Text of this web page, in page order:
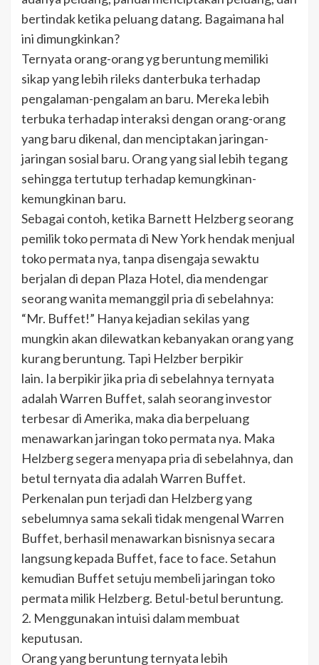
bertindak ketika peluang datang. Bagaimana hal
ini dimungkinkan?
Ternyata orang-orang yg beruntung memiliki
sikap yang lebih rileks danterbuka terhadap
pengalaman-pengalam an baru. Mereka lebih
terbuka terhadap interaksi dengan orang-orang
yang baru dikenal, dan menciptakan jaringan-
jaringan sosial baru. Orang yang sial lebih tegang
sehingga tertutup terhadap kemungkinan-
kemungkinan baru.
Sebagai contoh, ketika Barnett Helzberg seorang
pemilik toko permata di New York hendak menjual
toko permata nya, tanpa disengaja sewaktu
berjalan di depan Plaza Hotel, dia mendengar
seorang wanita memanggil pria di sebelahnya:
“Mr. Buffet!” Hanya kejadian sekilas yang
mungkin akan dilewatkan kebanyakan orang yang
kurang beruntung. Tapi Helzber berpikir
lain. Ia berpikir jika pria di sebelahnya ternyata
adalah Warren Buffet, salah seorang investor
terbesar di Amerika, maka dia berpeluang
menawarkan jaringan toko permata nya. Maka
Helzberg segera menyapa pria di sebelahnya, dan
betul ternyata dia adalah Warren Buffet.
Perkenalan pun terjadi dan Helzberg yang
sebelumnya sama sekali tidak mengenal Warren
Buffet, berhasil menawarkan bisnisnya secara
langsung kepada Buffet, face to face. Setahun
kemudian Buffet setuju membeli jaringan toko
permata milik Helzberg. Betul-betul beruntung.
2. Menggunakan intuisi dalam membuat
keputusan.
Orang yang beruntung ternyata lebih